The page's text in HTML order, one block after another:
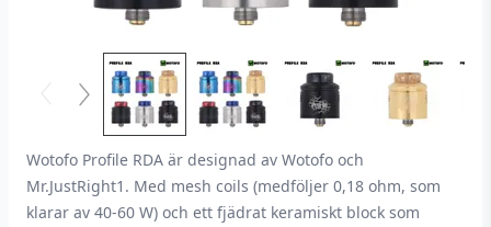
Wotofo Profile RDA är designad av Wotofo och
Mr.JustRight1. Med mesh coils (medföljer 0,18 ohm, som
klarar av 40-60 W) och ett fjädrat keramiskt block som